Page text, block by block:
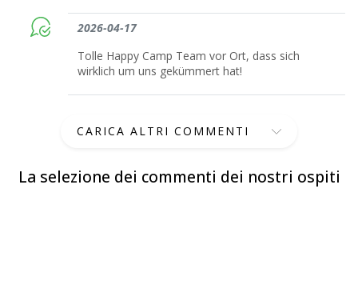
La selezione dei commenti dei nostri ospiti
2026-04-17
Tolle Happy Camp Team vor Ort, dass sich
wirklich um uns gekümmert hat!
CARICA ALTRI COMMENTI